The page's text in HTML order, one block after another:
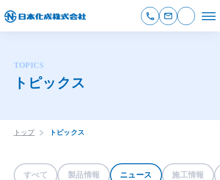
TOPICS
トピックス
トップ トピックス
すべて 製品情報 ニュース 施工情報